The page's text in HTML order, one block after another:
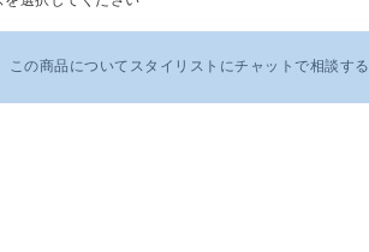
この商品についてスタイリストにチャットで相談する